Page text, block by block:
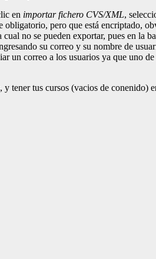
en importar fichero CVS/XML,
pero que está encriptado,
no se pueden exportar, pues en la
su correo y su nombre de
un correo a los usuarios ya que uno
tener tus cursos (vacios de conenido)